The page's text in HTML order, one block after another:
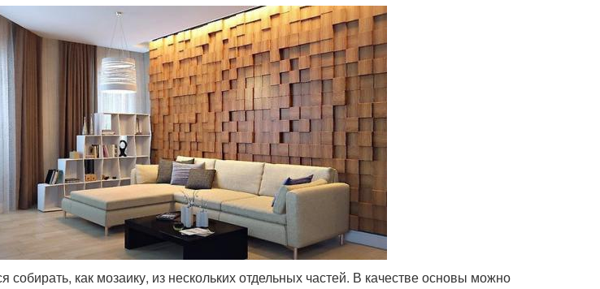
собирать, как мозаику, из нескольких отдельных частей. В качестве основы можно